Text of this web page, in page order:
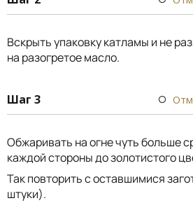
Вскрыть упаковку катламы и не
на разогретое масло.
Шаг 3
Обжаривать на огне чуть больше
каждой стороны до золотистого
Так повторить с оставшимися
штуки).